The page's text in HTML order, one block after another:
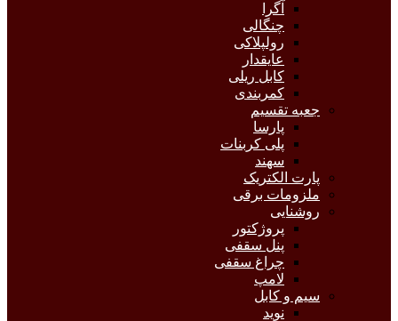
آگرا
چنگالی
رولپلاکی
عایقدار
کابل ریلی
کمربندی
جعبه تقسیم
پارسا
پلی کربنات
سهند
پارت الکتریک
ملزومات برقی
روشنایی
پروژکتور
پنل سقفی
چراغ سقفی
لامپ
سیم و کابل
نوید